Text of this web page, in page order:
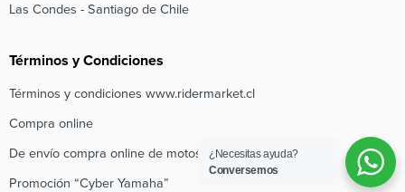
Las Condes - Santiago de Chile
Términos y Condiciones
Términos y condiciones www.ridermarket.cl
Compra online
De envío compra online de motos e inscripción de regalo
Promoción “Cyber Yamaha”
¿Necesitas ayuda?
Conversemos